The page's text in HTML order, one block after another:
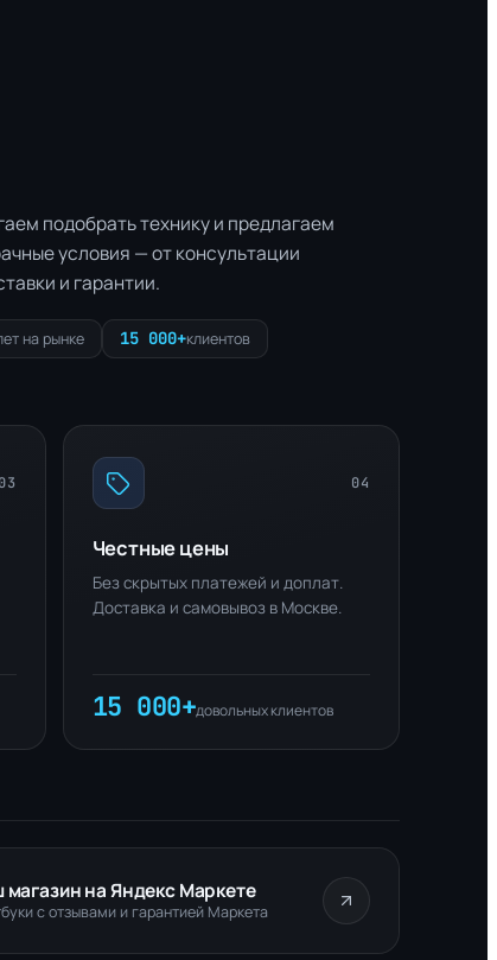
подобрать технику и предлагаем
условия — от консультации
и гарантии.
на рынке 15 000+клиентов
03 04
Честные цены
Без скрытых платежей и доплат.
Доставка и самовывоз в Москве.
15 000+довольных клиентов
магазин на Яндекс Маркете
с отзывами и гарантией Маркета